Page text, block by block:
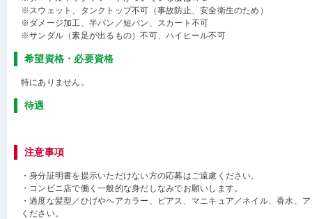
※スウェット、タンクトップ不可（事故防止、安全衛生のため）
※ダメージ加工、半パン／短パン、スカート不可
※サンダル（素足が出るもの）不可、ハイヒール不可
希望資格・必要資格
特にありません。
待遇
注意事項
・身分証明書を提示いただけない方の応募はご遠慮ください。
・コンビニ店で働く一般的な身だしなみでお願いします。
・過度な髪型／ひげやヘアカラー、ピアス、マニキュア／ネイル、香水、
ください。